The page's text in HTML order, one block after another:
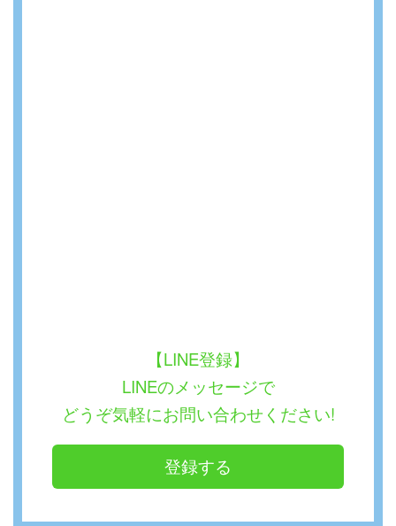
【LINE登録】
LINEのメッセージで
どうぞ気軽にお問い合わせください!
登録する